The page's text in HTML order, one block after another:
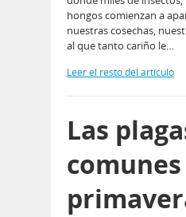
hongos comienzan a
nuestras cosechas,
al que tanto cariño le…
Leer el resto del artículo
Las